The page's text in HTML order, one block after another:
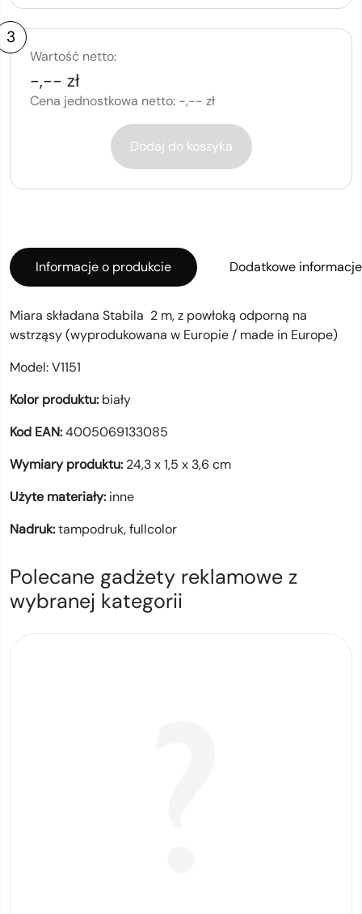
3
Wartość netto:
-,-- zł
Cena jednostkowa netto: -,-- zł
Dodaj do koszyka
Informacje o produkcie Dodatkowe informacje
Miara składana Stabila 2 m, z powłoką odporną na
wstrząsy (wyprodukowana w Europie / made in Europe)
Model:V1151
Kolor produktu: biały
Kod EAN:4005069133085
Wymiary produktu: 24,3 x 1,5 x 3,6 cm
Użyte materiały: inne
Nadruk:tampodruk,fullcolor
Polecane gadżety reklamowe z
wybranej kategorii